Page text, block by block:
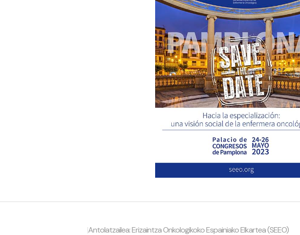
|Antolatzailea: Erizaintza Onkologikoko Espainiako Elkartea (SEEO)